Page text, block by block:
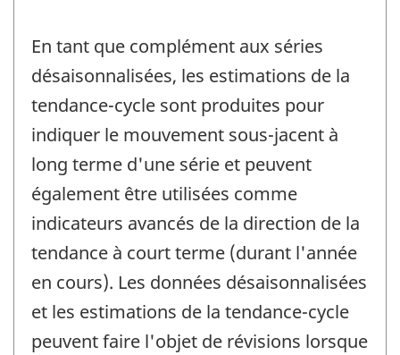
En tant que complément aux séries
désaisonnalisées, les estimations de la
tendance-cycle sont produites pour
indiquer le mouvement sous-jacent à
long terme d'une série et peuvent
également être utilisées comme
indicateurs avancés de la direction de la
tendance à court terme (durant l'année
en cours). Les données désaisonnalisées
et les estimations de la tendance-cycle
peuvent faire l'objet de révisions lorsque